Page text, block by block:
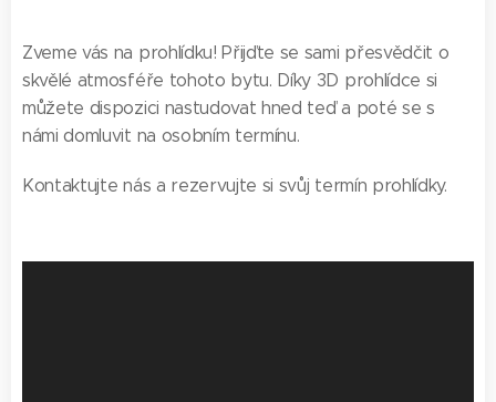
Zveme vás na prohlídku! Přijďte se sami přesvědčit o
skvělé atmosféře tohoto bytu. Díky 3D prohlídce si
můžete dispozici nastudovat hned teď a poté se s
námi domluvit na osobním termínu.
Kontaktujte nás a rezervujte si svůj termín prohlídky.